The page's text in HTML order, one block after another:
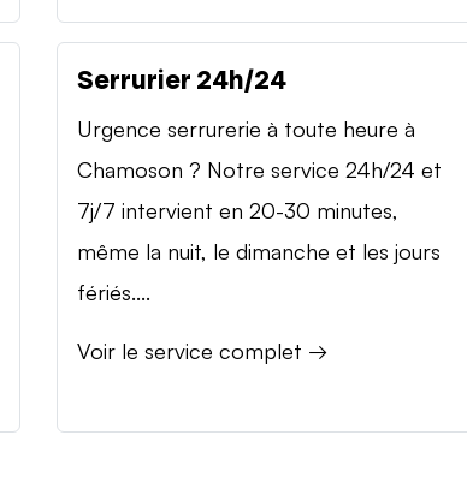
Serrurier 24h/24
Urgence serrurerie à toute heure à
Chamoson ? Notre service 24h/24 et
7j/7 intervient en 20-30 minutes,
même la nuit, le dimanche et les jours
fériés....
Voir le service complet →